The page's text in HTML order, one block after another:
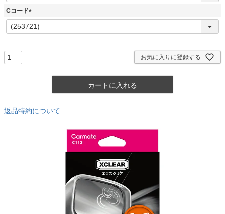
Cコード
(
必
お気に入りに登録する
カートに入れる
返品特約について